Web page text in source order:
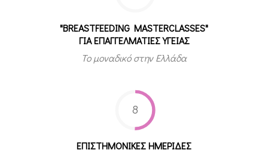
"BREASTFEEDING MASTERCLASSES"
ΓΙΑ ΕΠΑΓΓΕΛΜΑΤΙΕΣ ΥΓΕΙΑΣ
Το μοναδικό στην Ελλάδα
8
ΕΠΙΣΤΗΜΟΝΙΚΕΣ ΗΜΕΡΙΔΕΣ